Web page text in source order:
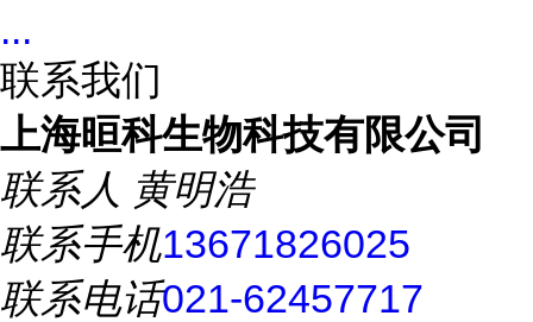
...
联系我们
上海晅科生物科技有限公司
联系人 黄明浩
联系手机13671826025
联系电话021-62457717